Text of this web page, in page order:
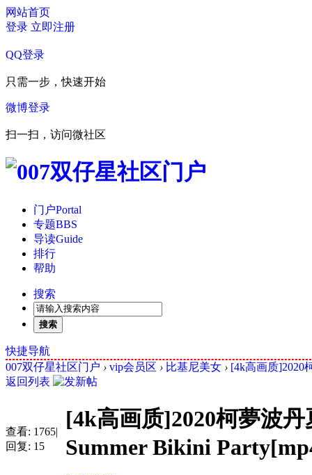
网站首页
登录 立即注册
QQ登录
只需一步，快速开始
微博登录
扫一扫，访问微社区
门户Portal
专题BBS
导读Guide
排行
帮助
搜索
搜索
快捷导航
007双仔星社区门户 › vip会员区 › 比基尼美女 › [4k高画质]2020
返回列表
查看: 1765|
回复: 15
[4k高画质]2020柯夢波
Summer Bikini